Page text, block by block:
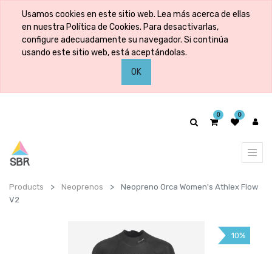
Usamos cookies en este sitio web. Lea más acerca de ellas
en nuestra Política de Cookies. Para desactivarlas,
configure adecuadamente su navegador. Si continúa
usando este sitio web, está aceptándolas.
OK
0 0
Products Neoprenos
Neopreno Orca Women's Athlex Flow
V2
10%